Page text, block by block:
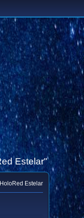
Estelar"
Estelar